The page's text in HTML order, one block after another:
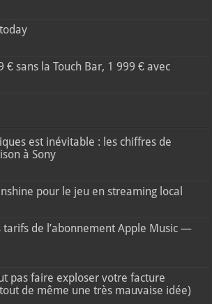
€ sans la Touch Bar, 1 999 € avec
est inévitable : les chiffres de
à Sony
pour le jeu en streaming local
tarifs de l’abonnement Apple Music —
pas faire exploser votre facture
de même une très mauvaise idée)